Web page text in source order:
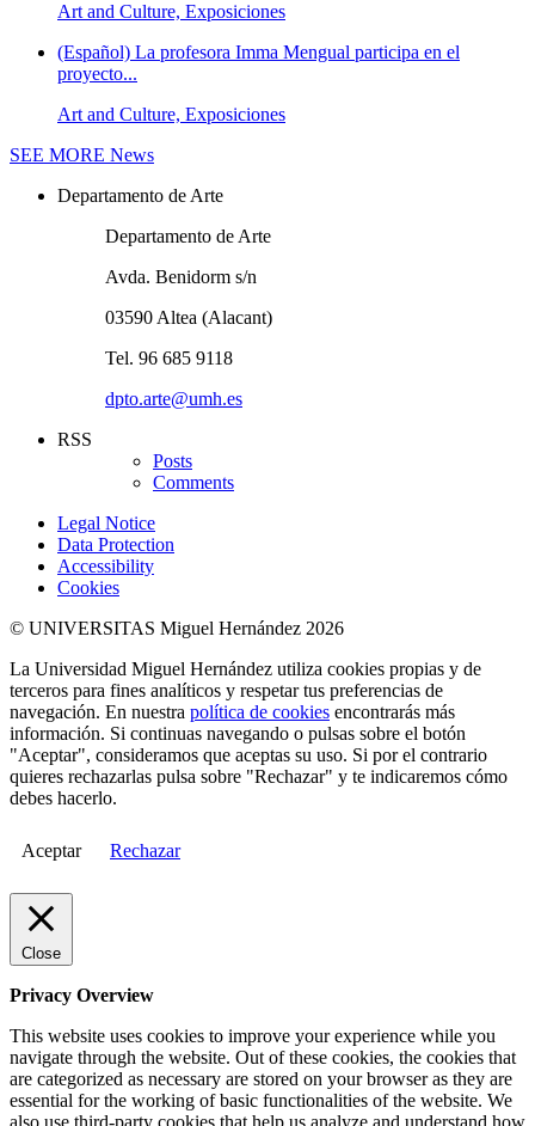
Art and Culture, Exposiciones
(Español) La profesora Imma Mengual participa en el
proyecto...
Art and Culture, Exposiciones
SEE MORE News
Departamento de Arte
Departamento de Arte
Avda. Benidorm s/n
03590 Altea (Alacant)
Tel. 96 685 9118
dpto.arte@umh.es
RSS
Posts
Comments
Legal Notice
Data Protection
Accessibility
Cookies
© UNIVERSITAS Miguel Hernández 2026
La Universidad Miguel Hernández utiliza cookies propias y de
terceros para fines analíticos y respetar tus preferencias de
navegación. En nuestra política de cookies encontrarás más
información. Si continuas navegando o pulsas sobre el botón
"Aceptar", consideramos que aceptas su uso. Si por el contrario
quieres rechazarlas pulsa sobre "Rechazar" y te indicaremos cómo
debes hacerlo.
Aceptar Rechazar
Close
Privacy Overview
This website uses cookies to improve your experience while you
navigate through the website. Out of these cookies, the cookies that
are categorized as necessary are stored on your browser as they are
essential for the working of basic functionalities of the website. We